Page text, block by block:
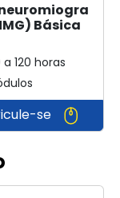
Básica
a 120 horas
se